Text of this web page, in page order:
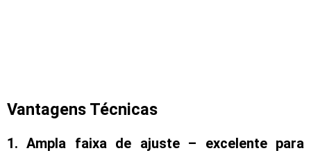
Vantagens Técnicas
1. Ampla faixa de ajuste – excelente para